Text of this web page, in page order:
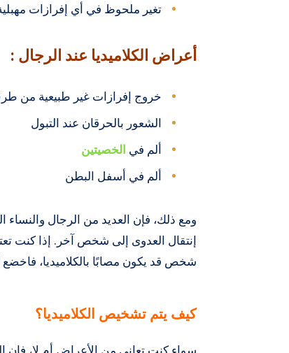
تغير ملحوظ في أي إفرازات
أعراض الكلاميديا ​​عند الرجال :
خروج إفرازات غير طبيعية من
الشعور بالحرقان عند التبول
ألم في الخصيتين
ألم في أسفل البطن
ومع ذلك، فإن العديد من الرجال والنساء
إنتقال العدوى إلى شخص آخر. إذا كنت
شخص قد يكون مصابًا بالكلاميديا،
كيف يتم تشخيص الكلاميديا؟